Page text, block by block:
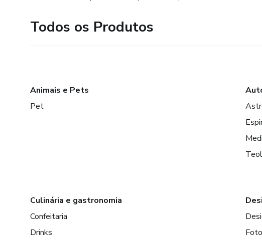
Todos os Produtos
Animais e Pets
Pet
Culinária e gastronomia
Confeitaria
Drinks